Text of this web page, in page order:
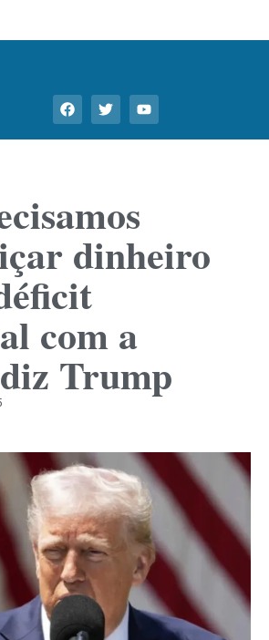
dinheiro
com a
Trump